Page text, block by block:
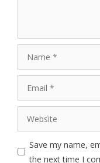
Save my name,
the next time I